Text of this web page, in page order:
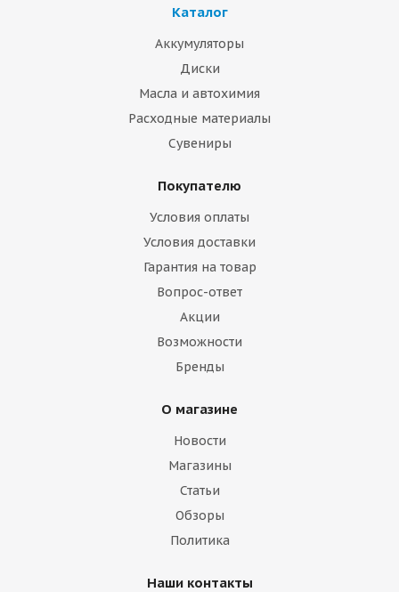
Каталог
Аккумуляторы
Диски
Масла и автохимия
Расходные материалы
Сувениры
Покупателю
Условия оплаты
Условия доставки
Гарантия на товар
Вопрос-ответ
Акции
Возможности
Бренды
О магазине
Новости
Магазины
Статьи
Обзоры
Политика
Наши контакты